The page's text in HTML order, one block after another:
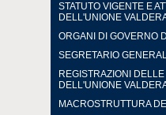
STATUTO VIGENTE E
DELL'UNIONE
ORGANI DI GOVERNO
SEGRETARIO
REGISTRAZIONI
DELL'UNIONE
MACROSTRUTTURA